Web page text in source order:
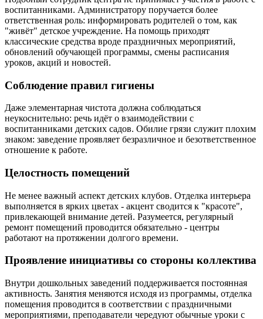
воспитанниками. Администратору поручается более
ответственная роль: информировать родителей о том, как
"живёт" детское учреждение. На помощь приходят
классические средства вроде праздничных мероприятий,
обновлений обучающей программы, смены расписания
уроков, акций и новостей.
Соблюдение правил гигиены
Даже элементарная чистота должна соблюдаться
неукоснительно: речь идёт о взаимодействии с
воспитанниками детских садов. Обилие грязи служит плохим
знаком: заведение проявляет безразличное и безответственное
отношение к работе.
Целостность помещений
Не менее важный аспект детских клубов. Отделка интерьера
выполняется в ярких цветах - акцент сводится к "красоте",
привлекающей внимание детей. Разумеется, регулярный
ремонт помещений проводится обязательно - центры
работают на протяжении долгого времени.
Проявление инициативы со стороны коллектива
Внутри дошкольных заведений поддерживается постоянная
активность. Занятия меняются исходя из программы, отделка
помещения проводится в соответствии с праздничными
мероприятиями, преподаватели чередуют обычные уроки с